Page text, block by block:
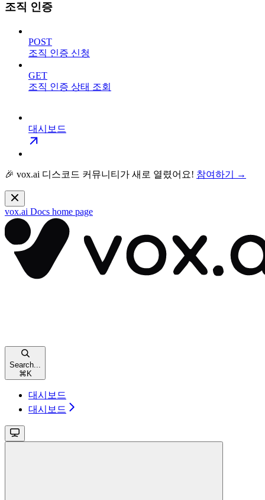
조직 인증
POST
조직 인증 신청
GET
조직 인증 상태 조회
대시보드
🎉 vox.ai 디스코드 커뮤니티가 새로 열렸어요! 참여하기 →
vox.ai Docs home page
Search...
⌘ K
대시보드
대시보드